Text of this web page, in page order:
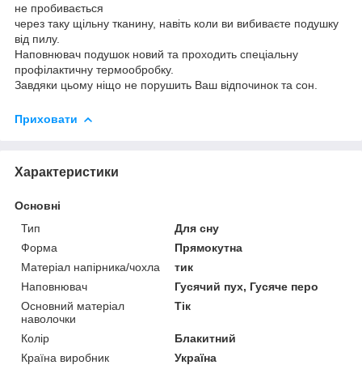
не пробивається
через таку щільну тканину, навіть коли ви вибиваєте подушку
від пилу.
Наповнювач подушок новий та проходить спеціальну
профілактичну термообробку.
Завдяки цьому ніщо не порушить Ваш відпочинок та сон.
Приховати
Характеристики
Основні
Тип
Для сну
Форма
Прямокутна
Матеріал напірника/чохла
тик
Наповнювач
Гусячий пух, Гусяче перо
Основний матеріал
наволочки
Тік
Колір
Блакитний
Країна виробник
Україна